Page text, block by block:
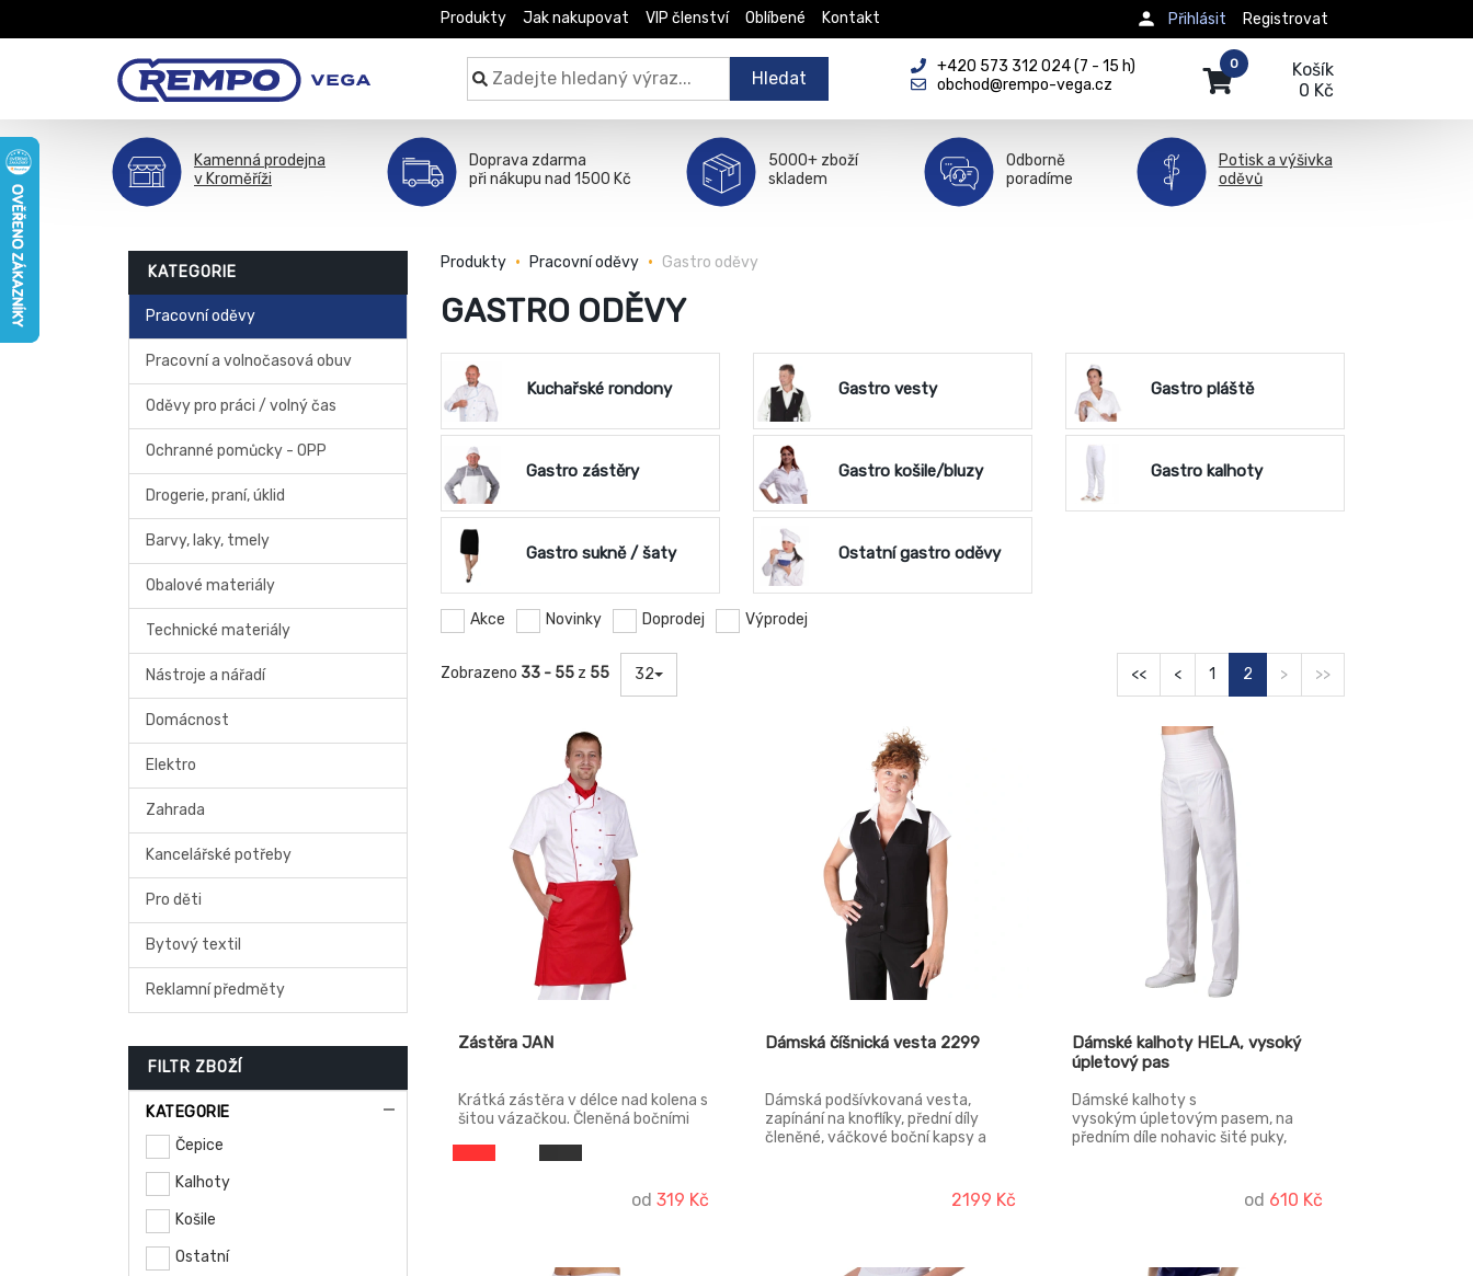
Produkty Jak nakupovat VIP členství Oblíbené Kontakt Registrovat
Přihlásit
Hledat
+420 573 312 024 (7 - 15 h)
obchod@rempo-vega.cz
Košík
0 Kč
0
Kamenná prodejna
v Kroměříži
Doprava zdarma
při nákupu nad 1500 Kč
5000+ zboží
skladem
Odborně
poradíme
Potisk a výšivka
oděvů
KATEGORIE
Pracovní oděvy
Pracovní a volnočasová obuv
Oděvy pro práci / volný čas
Ochranné pomůcky - OPP
Drogerie, praní, úklid
Barvy, laky, tmely
Obalové materiály
Technické materiály
Nástroje a nářadí
Domácnost
Elektro
Zahrada
Kancelářské potřeby
Pro děti
Bytový textil
Reklamní předměty
FILTR ZBOŽÍ
KATEGORIE
Čepice
Kalhoty
Košile
Ostatní
Produkty Pracovní oděvy Gastro oděvy
GASTRO ODĚVY
Kuchařské rondony Gastro vesty Gastro pláště
Gastro zástěry Gastro košile/bluzy Gastro kalhoty
Gastro sukně / šaty Ostatní gastro oděvy
Akce Novinky Doprodej Výprodej
Zobrazeno 33 - 55 z 55 32 << < 1 2 > >>
Zástěra JAN
Krátká zástěra v délce nad kolena s
šitou vázačkou. Členěná bočními
od 319 Kč
Dámská číšnická vesta 2299
Dámská podšívkovaná vesta,
zapínání na knoflíky, přední díly
členěné, váčkové boční kapsy a
2199 Kč
Dámské kalhoty HELA, vysoký
úpletový pas
Dámské kalhoty s
vysokým úpletovým pasem, na
předním díle nohavic šité puky,
od 610 Kč